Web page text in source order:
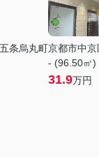
条烏丸町京都市中
- (96.50㎡)
31.9万円